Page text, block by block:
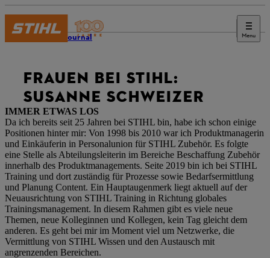
Menu
STIHL Journal
FRAUEN BEI STIHL:
SUSANNE SCHWEIZER
IMMER ETWAS LOS
Da ich bereits seit 25 Jahren bei STIHL bin, habe ich schon einige
Positionen hinter mir: Von 1998 bis 2010 war ich Produktmanagerin
und Einkäuferin in Personalunion für STIHL Zubehör. Es folgte
eine Stelle als Abteilungsleiterin im Bereiche Beschaffung Zubehör
innerhalb des Produktmanagements. Seite 2019 bin ich bei STIHL
Training und dort zuständig für Prozesse sowie Bedarfsermittlung
und Planung Content. Ein Hauptaugenmerk liegt aktuell auf der
Neuausrichtung von STIHL Training in Richtung globales
Trainingsmanagement. In diesem Rahmen gibt es viele neue
Themen, neue Kolleginnen und Kollegen, kein Tag gleicht dem
anderen. Es geht bei mir im Moment viel um Netzwerke, die
Vermittlung von STIHL Wissen und den Austausch mit
angrenzenden Bereichen.